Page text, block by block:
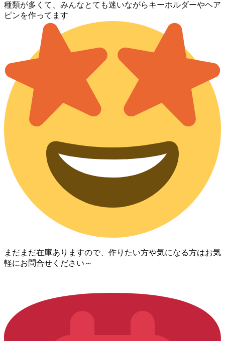
種類が多くて、みんなとても迷いながらキーホルダーやヘア
ピンを作ってます
まだまだ在庫ありますので、作りたい方や気になる方はお気
軽にお問合せください～